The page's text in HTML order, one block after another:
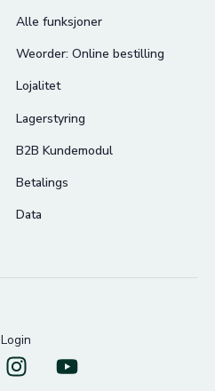
Alle funksjoner
Weorder: Online bestilling
Lojalitet
Lagerstyring
B2B Kundemodul
Betalings
Data
Login